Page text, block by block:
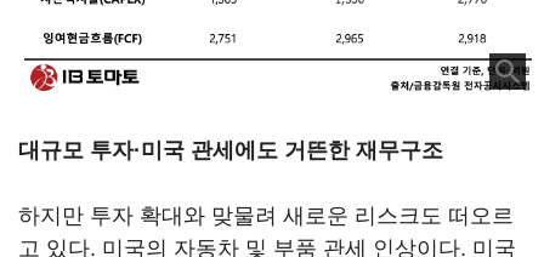
대규모 투자·미국 관세에도 거뜬한 재무구조
하지만 투자 확대와 맞물려 새로운 리스크도 떠오르
고 있다. 미국의 자동차 및 부품 관세 인상이다. 미국